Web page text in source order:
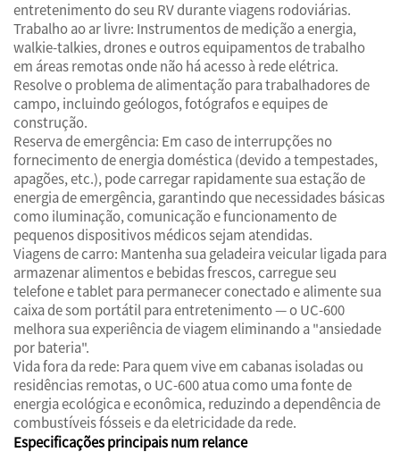
entretenimento do seu RV durante viagens rodoviárias.
Trabalho ao ar livre: Instrumentos de medição a energia,
walkie-talkies, drones e outros equipamentos de trabalho
em áreas remotas onde não há acesso à rede elétrica.
Resolve o problema de alimentação para trabalhadores de
campo, incluindo geólogos, fotógrafos e equipes de
construção.
Reserva de emergência: Em caso de interrupções no
fornecimento de energia doméstica (devido a tempestades,
apagões, etc.), pode carregar rapidamente sua estação de
energia de emergência, garantindo que necessidades básicas
como iluminação, comunicação e funcionamento de
pequenos dispositivos médicos sejam atendidas.
Viagens de carro: Mantenha sua geladeira veicular ligada para
armazenar alimentos e bebidas frescos, carregue seu
telefone e tablet para permanecer conectado e alimente sua
caixa de som portátil para entretenimento — o UC-600
melhora sua experiência de viagem eliminando a "ansiedade
por bateria".
Vida fora da rede: Para quem vive em cabanas isoladas ou
residências remotas, o UC-600 atua como uma fonte de
energia ecológica e econômica, reduzindo a dependência de
combustíveis fósseis e da eletricidade da rede.
Especificações principais num relance